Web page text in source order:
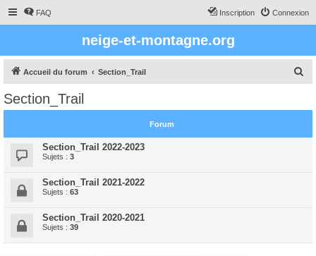
FAQ Connexion
Inscription
neige-et-montagne.org
Accueil du forum Section_Trail
e
Section_Trail
Forum
Section_Trail 2022-2023
Sujets : 3
Section_Trail 2021-2022
Sujets : 63
Section_Trail 2020-2021
Sujets : 39